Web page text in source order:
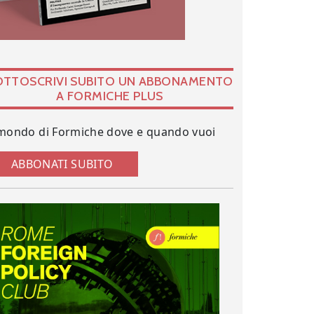
SUBITO UN ABBONAMENTO
A FORMICHE PLUS
di Formiche dove e quando vuoi
ABBONATI SUBITO